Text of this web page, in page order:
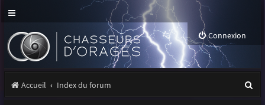
Connexion
Accueil Index du forum